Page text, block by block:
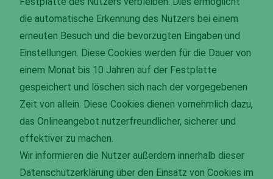
die automatische Erkennung des Nutzers bei einem
erneuten Besuch und die bevorzugten Eingaben und
Einstellungen. Diese Cookies werden für die Dauer von
einem Monat bis 10 Jahren auf der Festplatte
gespeichert und löschen sich nach der vorgegebenen
Zeit von allein. Diese Cookies dienen vornehmlich dazu,
das Onlineangebot nutzerfreundlicher, sicherer und
effektiver zu machen.
Wir informieren die Nutzer außerdem innerhalb dieser
Datenschutzerklärung über den Einsatz von Cookies im